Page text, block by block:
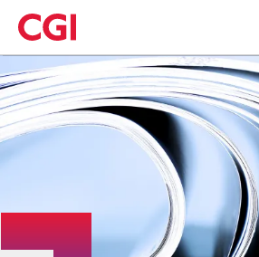
Skip
to
main
content